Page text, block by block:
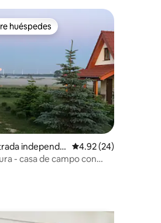
5 de 5; 7 evaluaciones
huéspedes
huéspedes
independie
Morskie
Calificación
4.92 (24)
- casa de campo con